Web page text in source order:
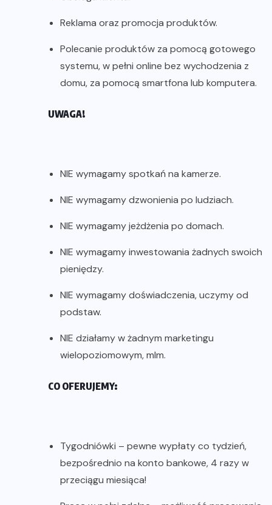
Reklama oraz promocja produktów.
Polecanie produktów za pomocą gotowego
systemu, w pełni online bez wychodzenia z
domu, za pomocą smartfona lub komputera.
UWAGA!
NIE wymagamy spotkań na kamerze.
NIE wymagamy dzwonienia po ludziach.
NIE wymagamy jeżdżenia po domach.
NIE wymagamy inwestowania żadnych swoich
pieniędzy.
NIE wymagamy doświadczenia, uczymy od
podstaw.
NIE działamy w żadnym marketingu
wielopoziomowym, mlm.
CO OFERUJEMY:
Tygodniówki – pewne wypłaty co tydzień,
bezpośrednio na konto bankowe, 4 razy w
przeciągu miesiąca!